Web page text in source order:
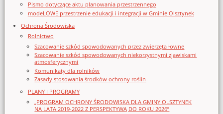
Pismo dotyczące aktu planowania przestrzennego
modeLOWE przestrzenie edukacji i integracji w Gminie Olsztynek
Ochrona Środowiska
Rolnictwo
Szacowanie szkód spowodowanych przez zwierzęta łowne
Szacowanie szkód spowodowanych niekorzystnymi zjawiskami
atmosferycznymi
Komunikaty dla rolników
Zasady stosowania środków ochrony roślin
PLANY I PROGRAMY
„PROGRAM OCHRONY ŚRODOWISKA DLA GMINY OLSZTYNEK
NA LATA 2019-2022 Z PERSPEKTYWĄ DO ROKU 2026”